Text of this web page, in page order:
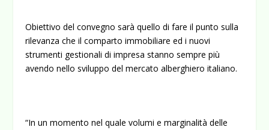
Obiettivo del convegno sarà quello di fare il punto sulla
rilevanza che il comparto immobiliare ed i nuovi
strumenti gestionali di impresa stanno sempre più
avendo nello sviluppo del mercato alberghiero italiano.
“In un momento nel quale volumi e marginalità delle